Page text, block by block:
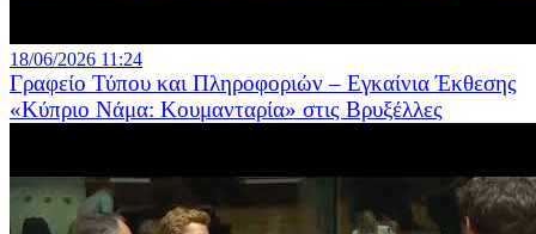
18/06/2026 11:24
Γραφείο Τύπου και Πληροφοριών – Εγκαίνια Έκθεσης
«Κύπριο Νάμα: Κουμανταρία» στις Βρυξέλλες